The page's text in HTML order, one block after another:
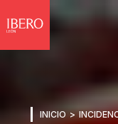
INICIO